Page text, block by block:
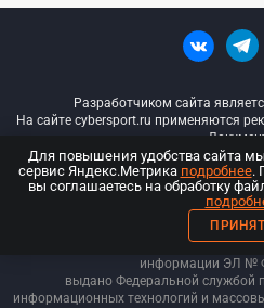
Разработчиком сайта
На сайте cybersport.ru применяются
© ООО «Киберспорт.ру» —
18+
ООО «Киберспорт.ру». Свидетельство
информации ЭЛ №
выдано Федеральной службой
информационных технологий и
Для повышения удобства сайта
сервис Яндекс.Метрика подробнее.
вы соглашаетесь на обработку